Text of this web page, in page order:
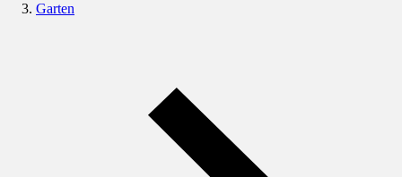
Garten